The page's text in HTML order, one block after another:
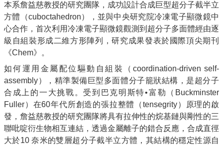
聯
絡
我
們
網
導
覽
English
關
本系詹益慈教授的研究團隊，成功設計合成巨型超分子截半立
方體（cuboctahedron），並與中央研究院冷凍電子顯微鏡中
心合作，首次利用冷凍電子顯微鏡觀測到超分子多面體經由逐
級自組裝形成二維方形陣列，研究成果發表於國際頂尖期刊
《Chem》。
如何運用金屬配位驅動自組裝（coordination-driven self-
assembly），精準製備巨型多面體分子籠狀結構，是超分子
合成上的一大挑戰。受到巴克明斯特•富勒（Buckminster
Fuller）在60年代所創造的張拉整體（tensegrity）原理的啟
發，詹益慈教授的研究團隊將具有拉伸性的烷基鏈與剛性的三
聯吡啶衍生物相互連結，透過金屬離子的錯合反應，合成直徑
大於10 奈米的雙層超分子截半立方體，其結構的穩定性源自